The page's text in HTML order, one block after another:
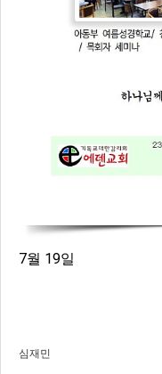
7월 19일
심재민